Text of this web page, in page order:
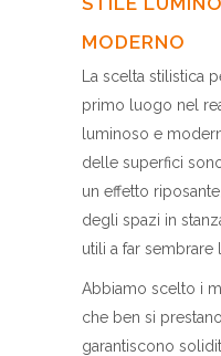
MODERNO
La scelta stilistica
primo luogo nel
luminoso e
delle superfici
un effetto
degli spazi in
utili a far sembrare
Abbiamo scelto i
che ben si
garantiscono